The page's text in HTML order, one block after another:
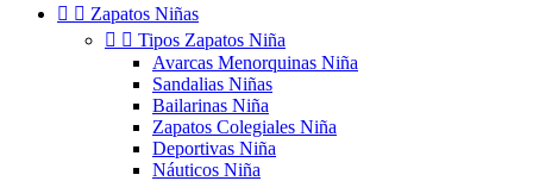
  Zapatos Niñas
  Tipos Zapatos Niña
Avarcas Menorquinas Niña
Sandalias Niñas
Bailarinas Niña
Zapatos Colegiales Niña
Deportivas Niña
Náuticos Niña